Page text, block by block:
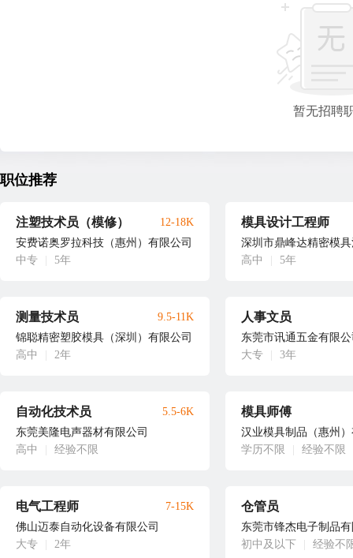
暂无招聘
职位推荐
注塑技术员（模修）
安费诺奥罗拉科技（惠州）有限公司
中专
5年
12-18K 模具设计工程师
深圳市鼎峰达精密模
高中
5年
测量技术员
锦聪精密塑胶模具（深圳）有限公司
高中
2年
9.5-11K 人事文员
东莞市讯通五金有限
大专
3年
自动化技术员
东莞美隆电声器材有限公司
高中
经验不限
5.5-6K 模具师傅
汉业模具制品（惠州
学历不限
经验不限
电气工程师
佛山迈泰自动化设备有限公司
大专
2年
7-15K 仓管员
东莞市锋杰电子制品
初中及以下
经验不